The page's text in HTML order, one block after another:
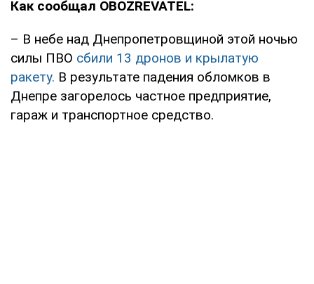
Как сообщал OBOZREVATEL:
– В небе над Днепропетровщиной этой ночью
силы ПВО сбили 13 дронов и крылатую
ракету. В результате падения обломков в
Днепре загорелось частное предприятие,
гараж и транспортное средство.